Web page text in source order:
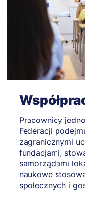
Pracownicy
Federacji
zagranicznymi
fundacjami,
samorządami
naukowe
społecznych i